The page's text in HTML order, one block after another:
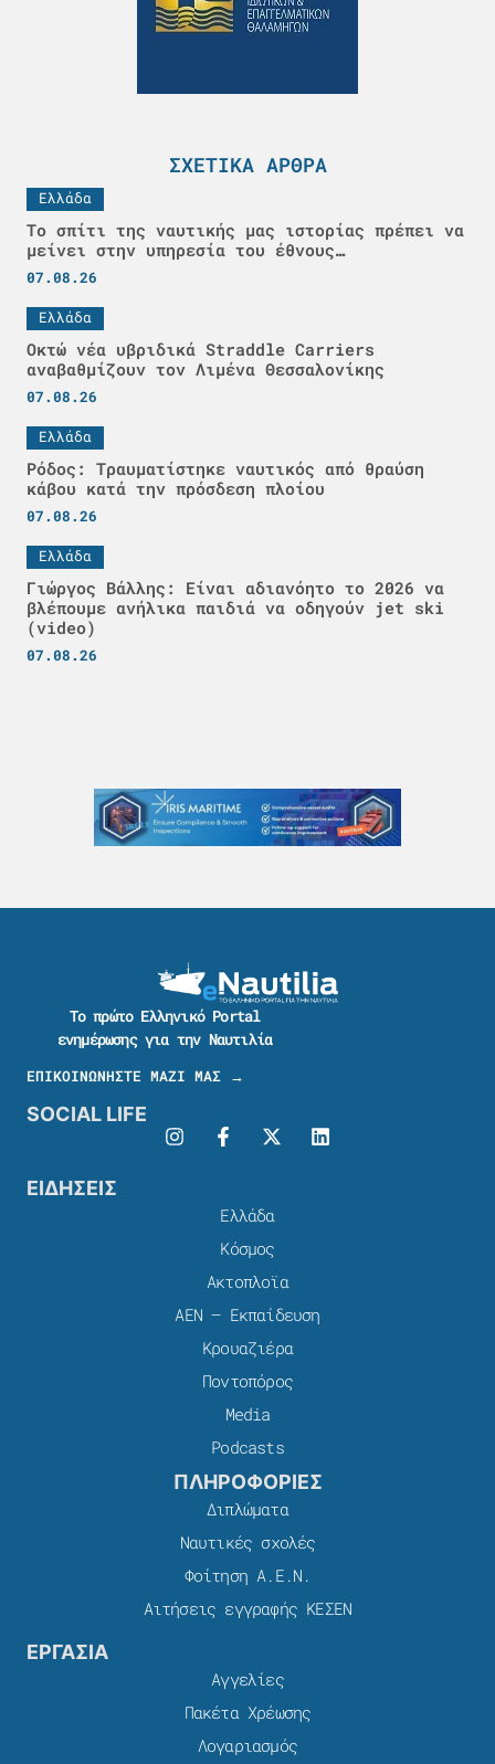
ΣΧΕΤΙΚΆ ΆΡΘΡΑ
Ελλάδα
Το σπίτι της ναυτικής μας ιστορίας πρέπει να
μείνει στην υπηρεσία του έθνους…
07.08.26
Ελλάδα
Οκτώ νέα υβριδικά Straddle Carriers
αναβαθμίζουν τον Λιμένα Θεσσαλονίκης
07.08.26
Ελλάδα
Ρόδος: Τραυματίστηκε ναυτικός από θραύση
κάβου κατά την πρόσδεση πλοίου
07.08.26
Ελλάδα
Γιώργος Βάλλης: Είναι αδιανόητο το 2026 να
βλέπουμε ανήλικα παιδιά να οδηγούν jet ski
(video)
07.08.26
Το πρώτο Ελληνικό Portal
ενημέρωσης για την Ναυτιλία
ΕΠΙΚΟΙΝΩΝΗΣΤΕ ΜΑΖΙ ΜΑΣ →
SOCIAL LIFE
ΕΙΔΗΣΕΙΣ
Ελλάδα
Κόσμος
Ακτοπλοϊα
ΑΕΝ – Εκπαίδευση
Κρουαζιέρα
Ποντοπόρος
Media
Podcasts
ΠΛΗΡΟΦΟΡΙΕΣ
Διπλώματα
Ναυτικές σχολές
Φοίτηση Α.Ε.Ν.
Αιτήσεις εγγραφής ΚΕΣΕΝ
ΕΡΓΑΣΙΑ
Αγγελίες
Πακέτα Χρέωσης​
Λογαριασμός